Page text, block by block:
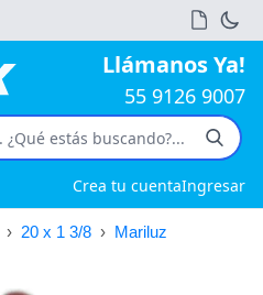
Llámanos Ya!
55 9126 9007
Crea tu cuentaIngresar
› 20 x 1 3/8 › Mariluz